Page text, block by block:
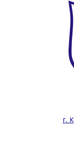
г.